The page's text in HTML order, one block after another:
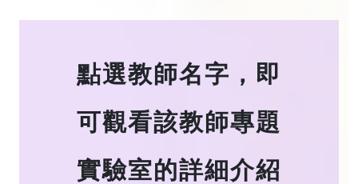
點選教師名字，即
可觀看該教師專題
實驗室的詳細介紹